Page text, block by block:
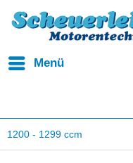
Menü
1200 - 1299 ccm